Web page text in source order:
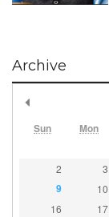
Archive
Sun Mon
2
3
9 10
16
17